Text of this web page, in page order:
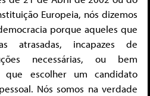
Europeia, nós dizemos
porque aqueles que
atrasadas, incapazes de
necessárias, ou bem
que escolher um candidato
Nós somos na verdade